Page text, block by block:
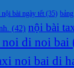
bài ngày tết (35)
(42) nội bài
noi di noi bai
noi bai di